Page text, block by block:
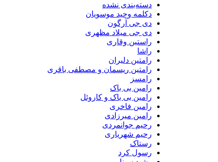
دسته‌بندی نشده
دکلمه وحید موسویان
دی جی آرگون
دی جی میلاد مظهری
راستین وقاری
رامتین دلیران
رامتین ریسمان و مصطفی باقری
رامین بی باک
رامین بی باک و کاروئل
رامین فاخری
رامین میرزادی
رحیم جوانمردی
رحیم شهریاری
رستاک
رسول کرد